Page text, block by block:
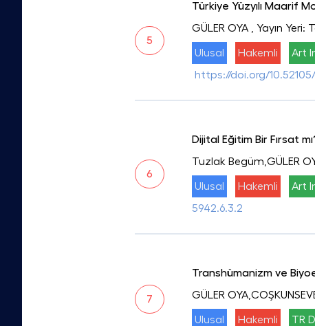
5
Türkiye Yüzyılı Maarif
GÜLER OYA
, Yayın
Ulusal Hakemli Art
https://doi.org/
6
Dijital Eğitim Bir Fırsat
Tuzlak Begüm,GÜLER
Ulusal Hakemli Art
5942.6.3.2
7
Transhümanizm ve
GÜLER
Ulusal Hakemli TR